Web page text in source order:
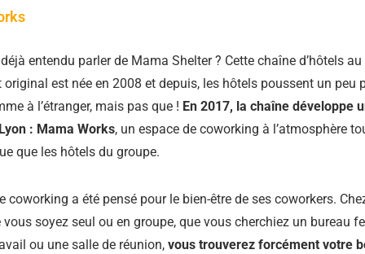
entendu parler de Mama Shelter ? Cette chaîne d’hôtels
original est née en 2008 et depuis, les hôtels poussent un peu
à l’étranger, mais pas que ! En 2017, la chaîne développe
: Mama Works, un espace de coworking à l’atmosphère
que les hôtels du groupe.
coworking a été pensé pour le bien-être de ses coworkers.
vous soyez seul ou en groupe, que vous cherchiez un bureau
ou une salle de réunion, vous trouverez forcément votre